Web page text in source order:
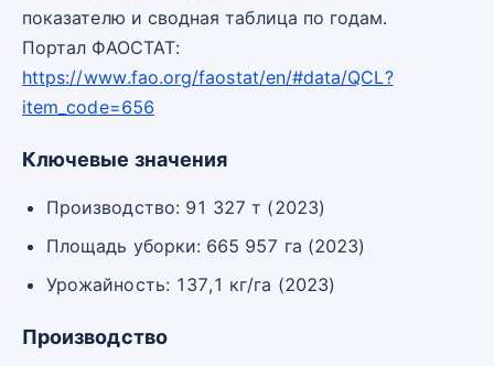
показателю и сводная таблица по годам.
Портал ФАОСТАТ:
https://www.fao.org/faostat/en/#data/QCL?
item_code=656
Ключевые значения
Производство: 91 327 т (2023)
Площадь уборки: 665 957 га (2023)
Урожайность: 137,1 кг/га (2023)
Производство